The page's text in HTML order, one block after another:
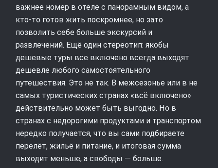
важнее номер в отеле с панорамным видом, а
кто‑то готов жить поскромнее, но зато
позволить себе больше экскурсий и
развлечений. Ещё один стереотип: якобы
дешевые туры все включено всегда выходят
дешевле любого самостоятельного
путешествия. Это не так. В межсезонье или в не
самых туристических странах «всё включено»
действительно может быть выгодно. Но в
странах с недорогими продуктами и транспортом
нередко получается, что вы сами подбираете
перелёт, жильё и питание, и итоговая сумма
выходит меньше, а свободы — больше.